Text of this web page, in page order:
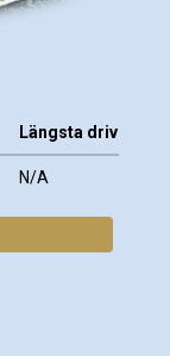
Längsta drive
N/A